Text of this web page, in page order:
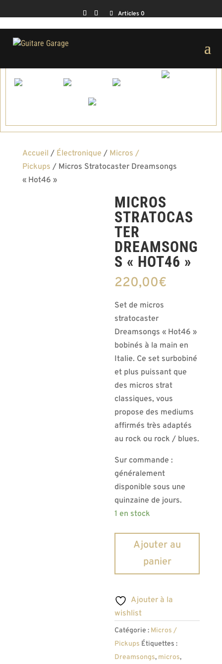
Articles 0
Accueil / Électronique / Micros /
Pickups / Micros Stratocaster Dreamsongs
« Hot46 »
MICROS
STRATOCAS
TER
DREAMSONG
S « HOT46 »
220,00€
Set de micros
stratocaster
Dreamsongs « Hot46 »
bobinés à la main en
Italie. Ce set surbobiné
et plus puissant que
des micros strat
classiques, vous
propose des mediums
affirmés très adaptés
au rock ou rock / blues.
Sur commande :
généralement
disponible sous une
quinzaine de jours.
1 en stock
quantité
"Hot46"
Ajouter au
panier
Ajouter à la
wishlist
Catégorie : Micros /
Pickups Étiquettes :
Dreamsongs, micros,